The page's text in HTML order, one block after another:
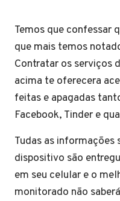
Temos que confessar
que mais temos
Contratar os serviços
acima te oferecera
feitas e apagadas
Facebook, Tinder e
Tudas as informações
dispositivo são
em seu celular e o
monitorado não